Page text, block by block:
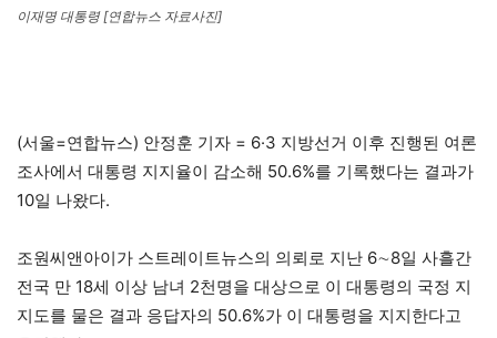
이재명 대통령 [연합뉴스 자료사진]
(서울=연합뉴스) 안정훈 기자 = 6·3 지방선거 이후 진행된 여론
조사에서 대통령 지지율이 감소해 50.6%를 기록했다는 결과가
10일 나왔다.
조원씨앤아이가 스트레이트뉴스의 의뢰로 지난 6∼8일 사흘간
전국 만 18세 이상 남녀 2천명을 대상으로 이 대통령의 국정 지
지도를 물은 결과 응답자의 50.6%가 이 대통령을 지지한다고